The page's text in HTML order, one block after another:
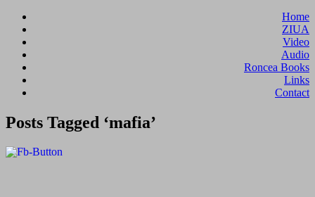
Home
ZIUA
Video
Audio
Roncea Books
Links
Contact
Posts Tagged ‘mafia’